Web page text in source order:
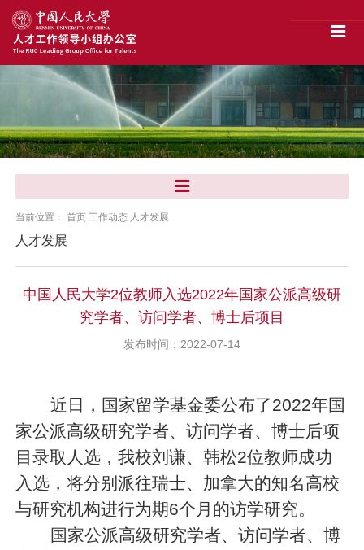
当前位置：首页 工作动态 人才发展
人才发展
中国人民大学2位教师入选2022年国家公派高级研
究学者、访问学者、博士后项目
发布时间：2022-07-14
近日，国家留学基金委公布了2022年国
家公派高级研究学者、访问学者、博士后项
目录取人选，我校刘谦、韩松2位教师成功
入选，将分别派往瑞士、加拿大的知名高校
与研究机构进行为期6个月的访学研究。
国家公派高级研究学者、访问学者、博